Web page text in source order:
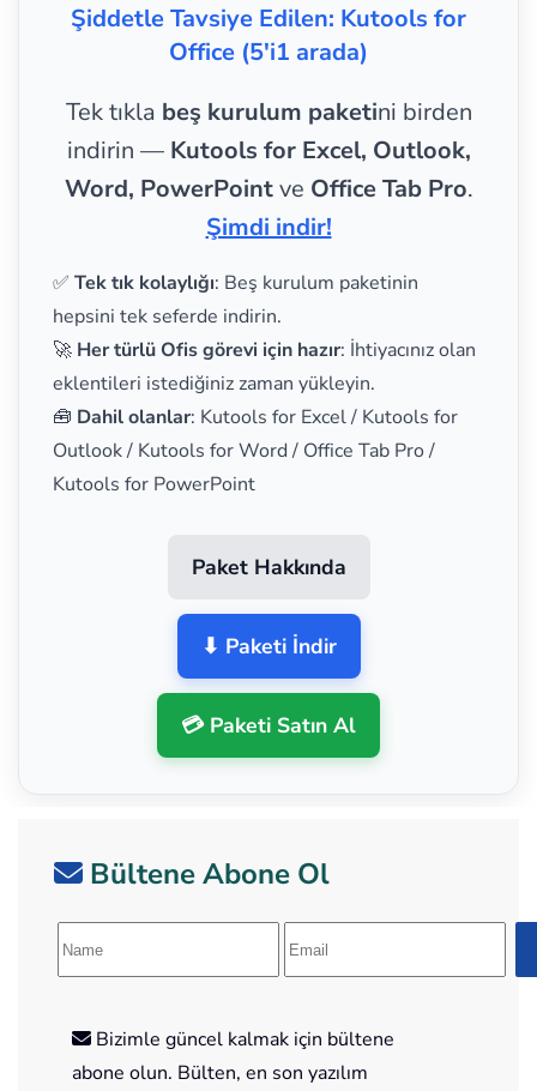
Şiddetle Tavsiye Edilen: Kutools for
Office (5'i1 arada)
Tek tıkla beş kurulum paketini birden
indirin — Kutools for Excel, Outlook,
Word, PowerPointve Office Tab Pro.
Şimdi indir!
✅ Tek tık kolaylığı: Beş kurulum paketinin
hepsini tek seferde indirin.
🚀 Her türlü Ofis görevi için hazır: İhtiyacınız olan
eklentileri istediğiniz zaman yükleyin.
🧰 Dahil olanlar: Kutools for Excel / Kutools for
Outlook / Kutools for Word / Office Tab Pro /
Kutools for PowerPoint
Paket Hakkında
⬇ Paketi İndir
💳 Paketi Satın Al
Bültene Abone Ol
Bizimle güncel kalmak için bültene
abone olun. Bülten, en son yazılım